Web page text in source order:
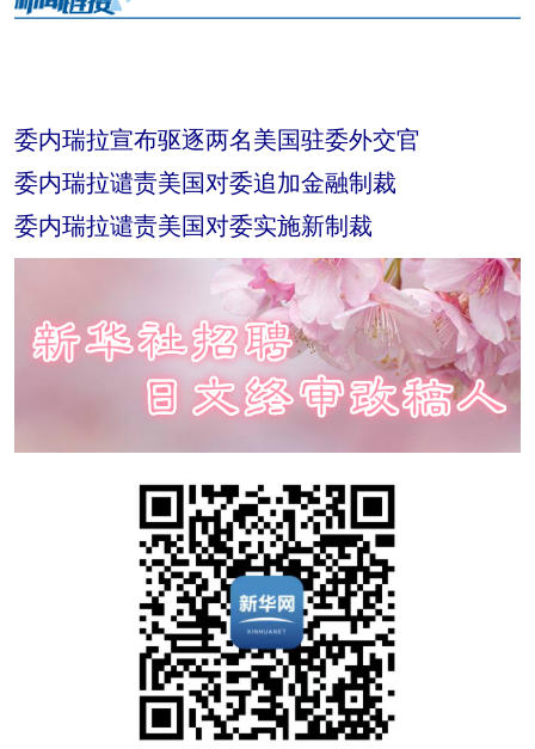
委内瑞拉宣布驱逐两名美国驻委外交官
委内瑞拉谴责美国对委追加金融制裁
委内瑞拉谴责美国对委实施新制裁